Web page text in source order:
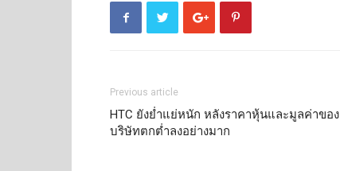
Previous article
HTC ยังย่ำแย่หนัก หลังราคาหุ้นและมูลค่าของ
บริษัทตกต่ำลงอย่างมาก